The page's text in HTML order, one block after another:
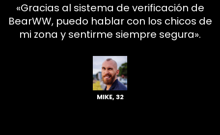
«Gracias al sistema de verificación de
BearWW, puedo hablar con los chicos de
mi zona y sentirme siempre segura».
MIKE, 32